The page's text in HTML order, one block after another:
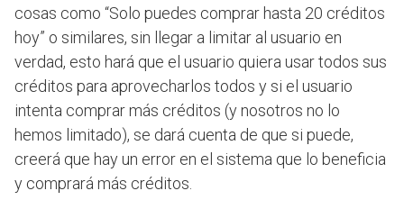
cosas como “Solo puedes comprar hasta 20 créditos
hoy” o similares, sin llegar a limitar al usuario en
verdad, esto hará que el usuario quiera usar todos sus
créditos para aprovecharlos todos y si el usuario
intenta comprar más créditos (y nosotros no lo
hemos limitado), se dará cuenta de que si puede,
creerá que hay un error en el sistema que lo beneficia
y comprará más créditos.